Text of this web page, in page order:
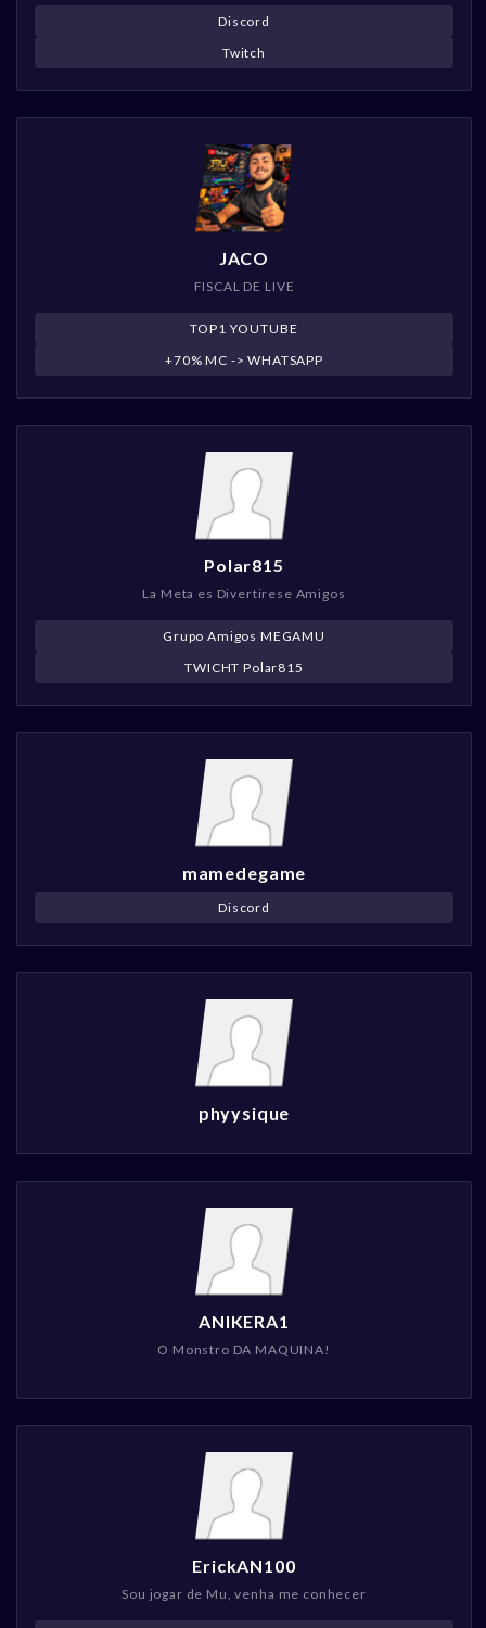
Discord
Twitch
JACO
FISCAL DE LIVE
TOP1 YOUTUBE
+70% MC -> WHATSAPP
Polar815
La Meta es Divertirese Amigos
Grupo Amigos MEGAMU
TWICHT Polar815
mamedegame
Discord
phyysique
ANIKERA1
O Monstro DA MAQUINA!
ErickAN100
Sou jogar de Mu, venha me conhecer